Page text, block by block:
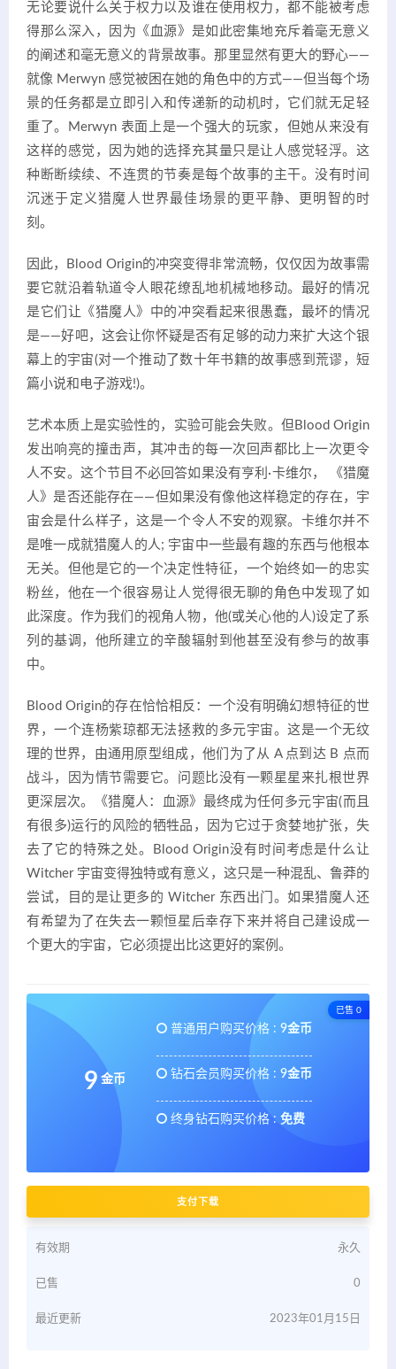
无论要说什么关于权力以及谁在使用权力，都不能被考虑
得那么深入，因为《血源》是如此密集地充斥着毫无意义
的阐述和毫无意义的背景故事。那里显然有更大的野心——
就像 Merwyn 感觉被困在她的角色中的方式——但当每个场
景的任务都是立即引入和传递新的动机时，它们就无足轻
重了。Merwyn 表面上是一个强大的玩家，但她从来没有
这样的感觉，因为她的选择充其量只是让人感觉轻浮。这
种断断续续、不连贯的节奏是每个故事的主干。没有时间
沉迷于定义猎魔人世界最佳场景的更平静、更明智的时
刻。
因此，Blood Origin的冲突变得非常流畅，仅仅因为故事需
要它就沿着轨道令人眼花缭乱地机械地移动。最好的情况
是它们让《猎魔人》中的冲突看起来很愚蠢，最坏的情况
是——好吧，这会让你怀疑是否有足够的动力来扩大这个银
幕上的宇宙(对一个推动了数十年书籍的故事感到荒谬，短
篇小说和电子游戏!)。
艺术本质上是实验性的，实验可能会失败。但Blood Origin
发出响亮的撞击声，其冲击的每一次回声都比上一次更令
人不安。这个节目不必回答如果没有亨利·卡维尔， 《猎魔
人》是否还能存在——但如果没有像他这样稳定的存在，宇
宙会是什么样子，这是一个令人不安的观察。卡维尔并不
是唯一成就猎魔人的人; 宇宙中一些最有趣的东西与他根本
无关。但他是它的一个决定性特征，一个始终如一的忠实
粉丝，他在一个很容易让人觉得很无聊的角色中发现了如
此深度。作为我们的视角人物，他(或关心他的人)设定了系
列的基调，他所建立的辛酸辐射到他甚至没有参与的故事
中。
Blood Origin的存在恰恰相反：一个没有明确幻想特征的世
界，一个连杨紫琼都无法拯救的多元宇宙。这是一个无纹
理的世界，由通用原型组成，他们为了从 A 点到达 B 点而
战斗，因为情节需要它。问题比没有一颗星星来扎根世界
更深层次。《猎魔人：血源》最终成为任何多元宇宙(而且
有很多)运行的风险的牺牲品，因为它过于贪婪地扩张，失
去了它的特殊之处。Blood Origin没有时间考虑是什么让
Witcher 宇宙变得独特或有意义，这只是一种混乱、鲁莽的
尝试，目的是让更多的 Witcher 东西出门。如果猎魔人还
有希望为了在失去一颗恒星后幸存下来并将自己建设成一
个更大的宇宙，它必须提出比这更好的案例。
已售 0
9 金币
普通用户购买价格 : 9金币
钻石会员购买价格 : 9金币
终身钻石购买价格 : 免费
支付下载
有效期 永久
已售 0
最近更新 2023年01月15日